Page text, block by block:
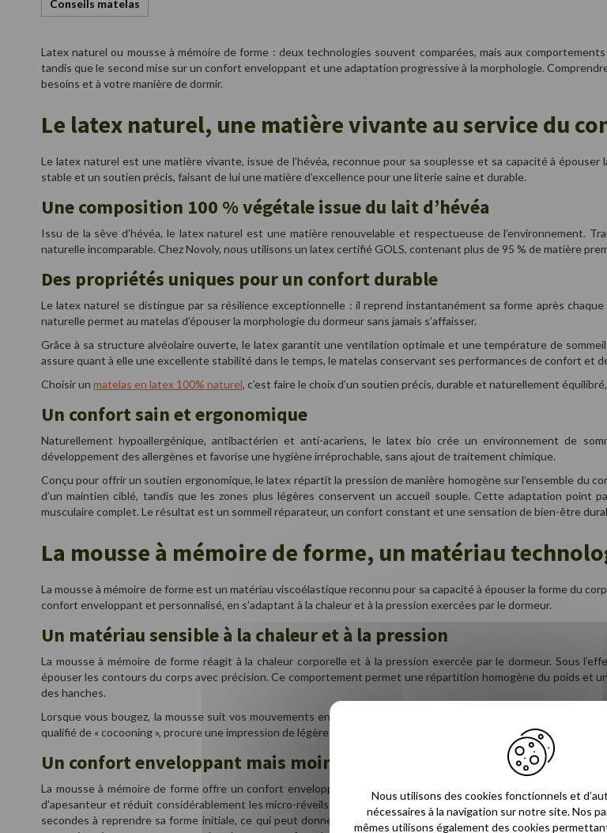
Conseils matelas
Latex naturel ou mousse à mémoire de forme : deux technologies souvent comparées, mais aux
tandis que le second mise sur un confort enveloppant et une adaptation progressive à la morphologie.
besoins et à votre manière de dormir.
Le latex naturel, une matière vivante au service du
Le latex naturel est une matière vivante, issue de l’hévéa, reconnue pour sa souplesse et sa capacité à
stable et un soutien précis, faisant de lui une matière d’excellence pour une literie saine et durable.
Une composition 100 % végétale issue du lait d’hévéa
Issu de la sève d’hévéa, le latex naturel est une matière renouvelable et respectueuse de l’environnement.
naturelle incomparable. Chez Novoly, nous utilisons un latex certifié GOLS, contenant plus de 95 % de matière
Des propriétés uniques pour un confort durable
Le latex naturel se distingue par sa résilience exceptionnelle : il reprend instantanément sa forme après
naturelle permet au matelas d’épouser la morphologie du dormeur sans jamais s’affaisser.
Grâce à sa structure alvéolaire ouverte, le latex garantit une ventilation optimale et une température de
assure quant à elle une excellente stabilité dans le temps, le matelas conservant ses performances de confort et
Choisir un matelas en latex 100% naturel, c’est faire le choix d’un soutien précis, durable et naturellement
Un confort sain et ergonomique
Naturellement hypoallergénique, antibactérien et anti-acariens, le latex bio crée un environnement de
développement des allergènes et favorise une hygiène irréprochable, sans ajout de traitement chimique.
Conçu pour offrir un soutien ergonomique, le latex répartit la pression de manière homogène sur l’ensemble du
d’un maintien ciblé, tandis que les zones plus légères conservent un accueil souple. Cette adaptation
musculaire complet. Le résultat est un sommeil réparateur, un confort constant et une sensation de bien-être
La mousse à mémoire de forme, un matériau
La mousse à mémoire de forme est un matériau viscoélastique reconnu pour sa capacité à épouser la forme du
confort enveloppant et personnalisé, en s’adaptant à la chaleur et à la pression exercées par le dormeur.
Un matériau sensible à la chaleur et à la pression
La mousse à mémoire de forme réagit à la chaleur corporelle et à la pression exercée par le dormeur. Sous
épouser les contours du corps avec précision. Ce comportement permet une répartition homogène du poids et
des hanches.
Lorsque vous bougez, la mousse suit vos mouvements en douceur et retrouve peu à peu sa forme initiale,
qualifié de « cocooning », procure une impression de légèreté et un soutien continu tout au long de la nuit.
Un confort enveloppant mais moins réactif
La mousse à mémoire de forme offre un confort enveloppant qui séduit par sa sensation de douceur et de
d’apesanteur et réduit considérablement les micro-réveils liés aux changements de position. Ce comportement
secondes à reprendre sa forme initiale, ce qui peut donner une légère sensation d’enfoncement. Bien
Nous utilisons des cookies fonctionnels et
nécessaires à la navigation sur notre site. Nos
mêmes utilisons également des cookies